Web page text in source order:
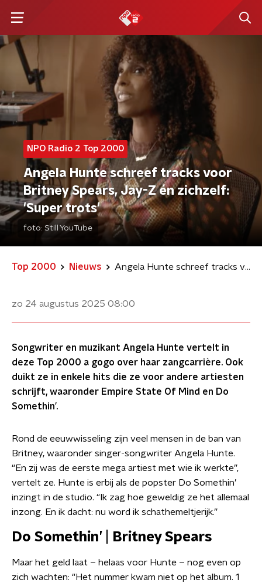
NPO Radio 2 Top 2000
Angela Hunte schreef tracks voor
Britney Spears, Jay-Z én zichzelf:
'Super trots'
foto: Still YouTube
Top 2000 Nieuws Angela Hunte schreef tracks voor Britney Spears, Jay-Z én zichzelf: 'Super trots'
zo 24 augustus 2025 08:00
Songwriter en muzikant Angela Hunte vertelt in
deze Top 2000 a gogo over haar zangcarrière. Ook
duikt ze in enkele hits die ze voor andere artiesten
schrijft, waaronder Empire State Of Mind en Do
Somethin’.
Rond de eeuwwisseling zijn veel mensen in de ban van
Britney, waaronder singer-songwriter Angela Hunte.
“En zij was de eerste mega artiest met wie ik werkte”,
vertelt ze. Hunte is erbij als de popster Do Somethin’
inzingt in de studio. “Ik zag hoe geweldig ze het allemaal
inzong. En ik dacht: nu word ik schathemeltjerijk.”
Do Somethin’ | Britney Spears
Maar het geld laat – helaas voor Hunte – nog even op
zich wachten: “Het nummer kwam niet op het album. 1